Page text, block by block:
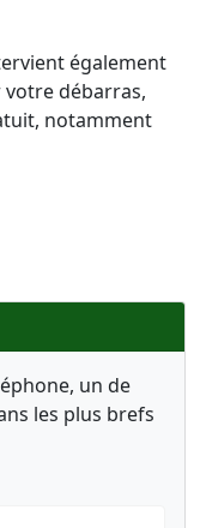
également
votre débarras,
notamment
un de
les plus brefs